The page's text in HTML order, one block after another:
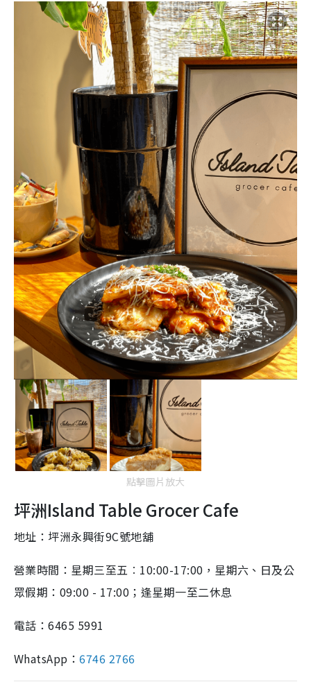
點擊圖片放大
坪洲Island Table Grocer Cafe
地址：坪洲永興街9C號地舖
營業時間：星期三至五︰10:00-17:00，星期六、日及公
眾假期：09:00 - 17:00；逢星期一至二休息
電話：6465 5991
WhatsApp：6746 2766